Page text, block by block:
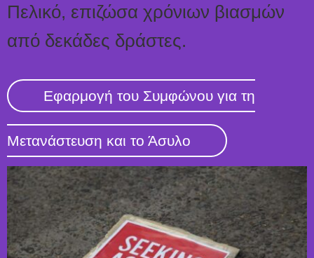
Πελικό, επιζώσα χρόνιων βιασμών
από δεκάδες δράστες.
Εφαρμογή του Συμφώνου για τη
Μετανάστευση και το Άσυλο